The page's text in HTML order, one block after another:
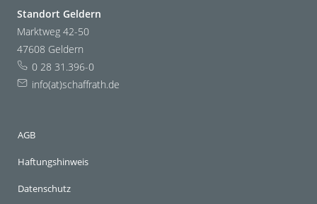
Standort Geldern
Marktweg 42-50
47608 Geldern
0 28 31.396-0
info(at)schaffrath.de
AGB
Haftungshinweis
Datenschutz